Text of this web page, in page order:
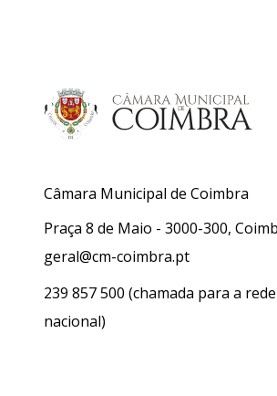
Câmara Municipal de Coimbra
Praça 8 de Maio - 3000-300,
geral@cm-coimbra.pt
239 857 500 (chamada para a
nacional)